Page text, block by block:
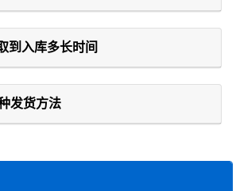
到入库多长时间
发货方法